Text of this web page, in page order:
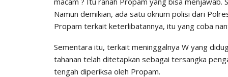
Namun demikian, ada satu oknum polisi dari
Propam terkait keterlibatannya, itu yang coba
Sementara itu, terkait meninggalnya W yang
tahanan telah ditetapkan sebagai tersangka
tengah diperiksa oleh Propam.